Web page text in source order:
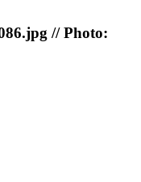
// Photo: